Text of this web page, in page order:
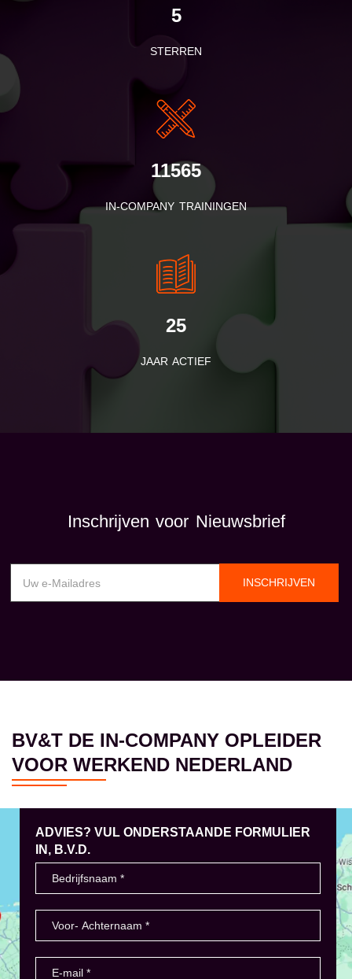
5
STERREN
11565
IN-COMPANY TRAININGEN
25
JAAR ACTIEF
Inschrijven voor Nieuwsbrief
INSCHRIJVEN
BV&T DE IN-COMPANY OPLEIDER
VOOR WERKEND NEDERLAND
ADVIES? VUL ONDERSTAANDE FORMULIER
IN, B.V.D.